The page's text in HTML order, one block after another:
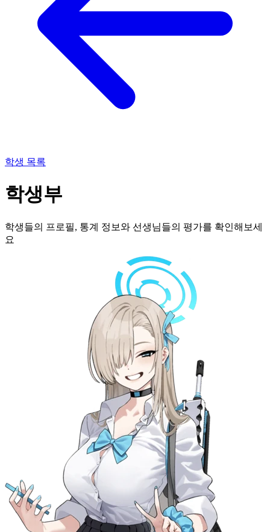
학생 목록
학생부
학생들의 프로필, 통계 정보와 선생님들의 평가를 확인해보세
요